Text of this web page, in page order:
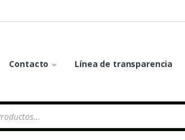
Contacto Línea de transparencia